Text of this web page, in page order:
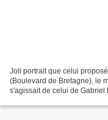
Joli portrait que celui
(Boulevard de Bretagne), le
s'agissait de celui de Gabriel